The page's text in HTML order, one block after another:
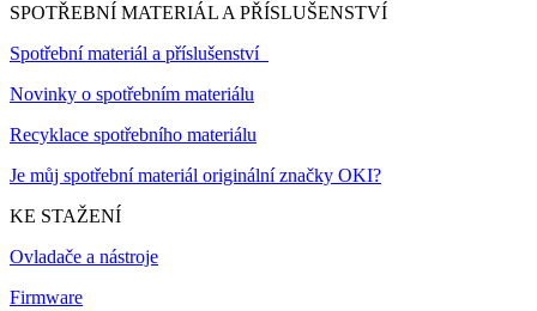
SPOTŘEBNÍ MATERIÁL A PŘÍSLUŠENSTVÍ
Spotřební materiál a příslušenství
Novinky o spotřebním materiálu
Recyklace spotřebního materiálu
Je můj spotřební materiál originální značky OKI?
KE STAŽENÍ
Ovladače a nástroje
Firmware